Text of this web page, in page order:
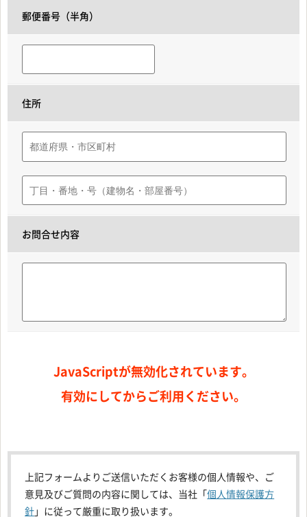
郵便番号（半角）
住所
お問合せ内容
JavaScriptが無効化されています。
有効にしてからご利用ください。
上記フォームよりご送信いただくお客様の個人情報や、ご
意見及びご質問の内容に関しては、当社「個人情報保護方
針」に従って厳重に取り扱います。